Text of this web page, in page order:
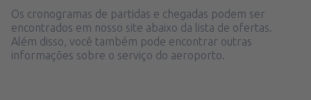
Os cronogramas de partidas e chegadas podem ser
encontrados em nosso site abaixo da lista de ofertas.
Além disso, você também pode encontrar outras
informações sobre o serviço do aeroporto.